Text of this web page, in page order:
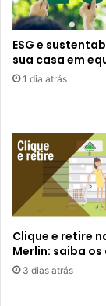
ESG e
sua casa em
1 dia atrás
Clique e retire
Merlin: saiba
3 dias atrás